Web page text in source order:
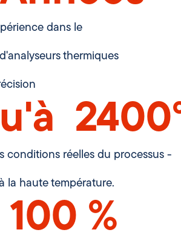
dans le
thermiques
conditions réelles du processus -
la haute température.
2400
100 %